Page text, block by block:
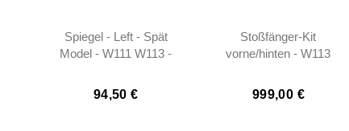
Spiegel - Left - Spät
Model - W111 W113 -
94,50 €
Stoßfänger-Kit
vorne/hinten - W113
Pagoda
999,00 €